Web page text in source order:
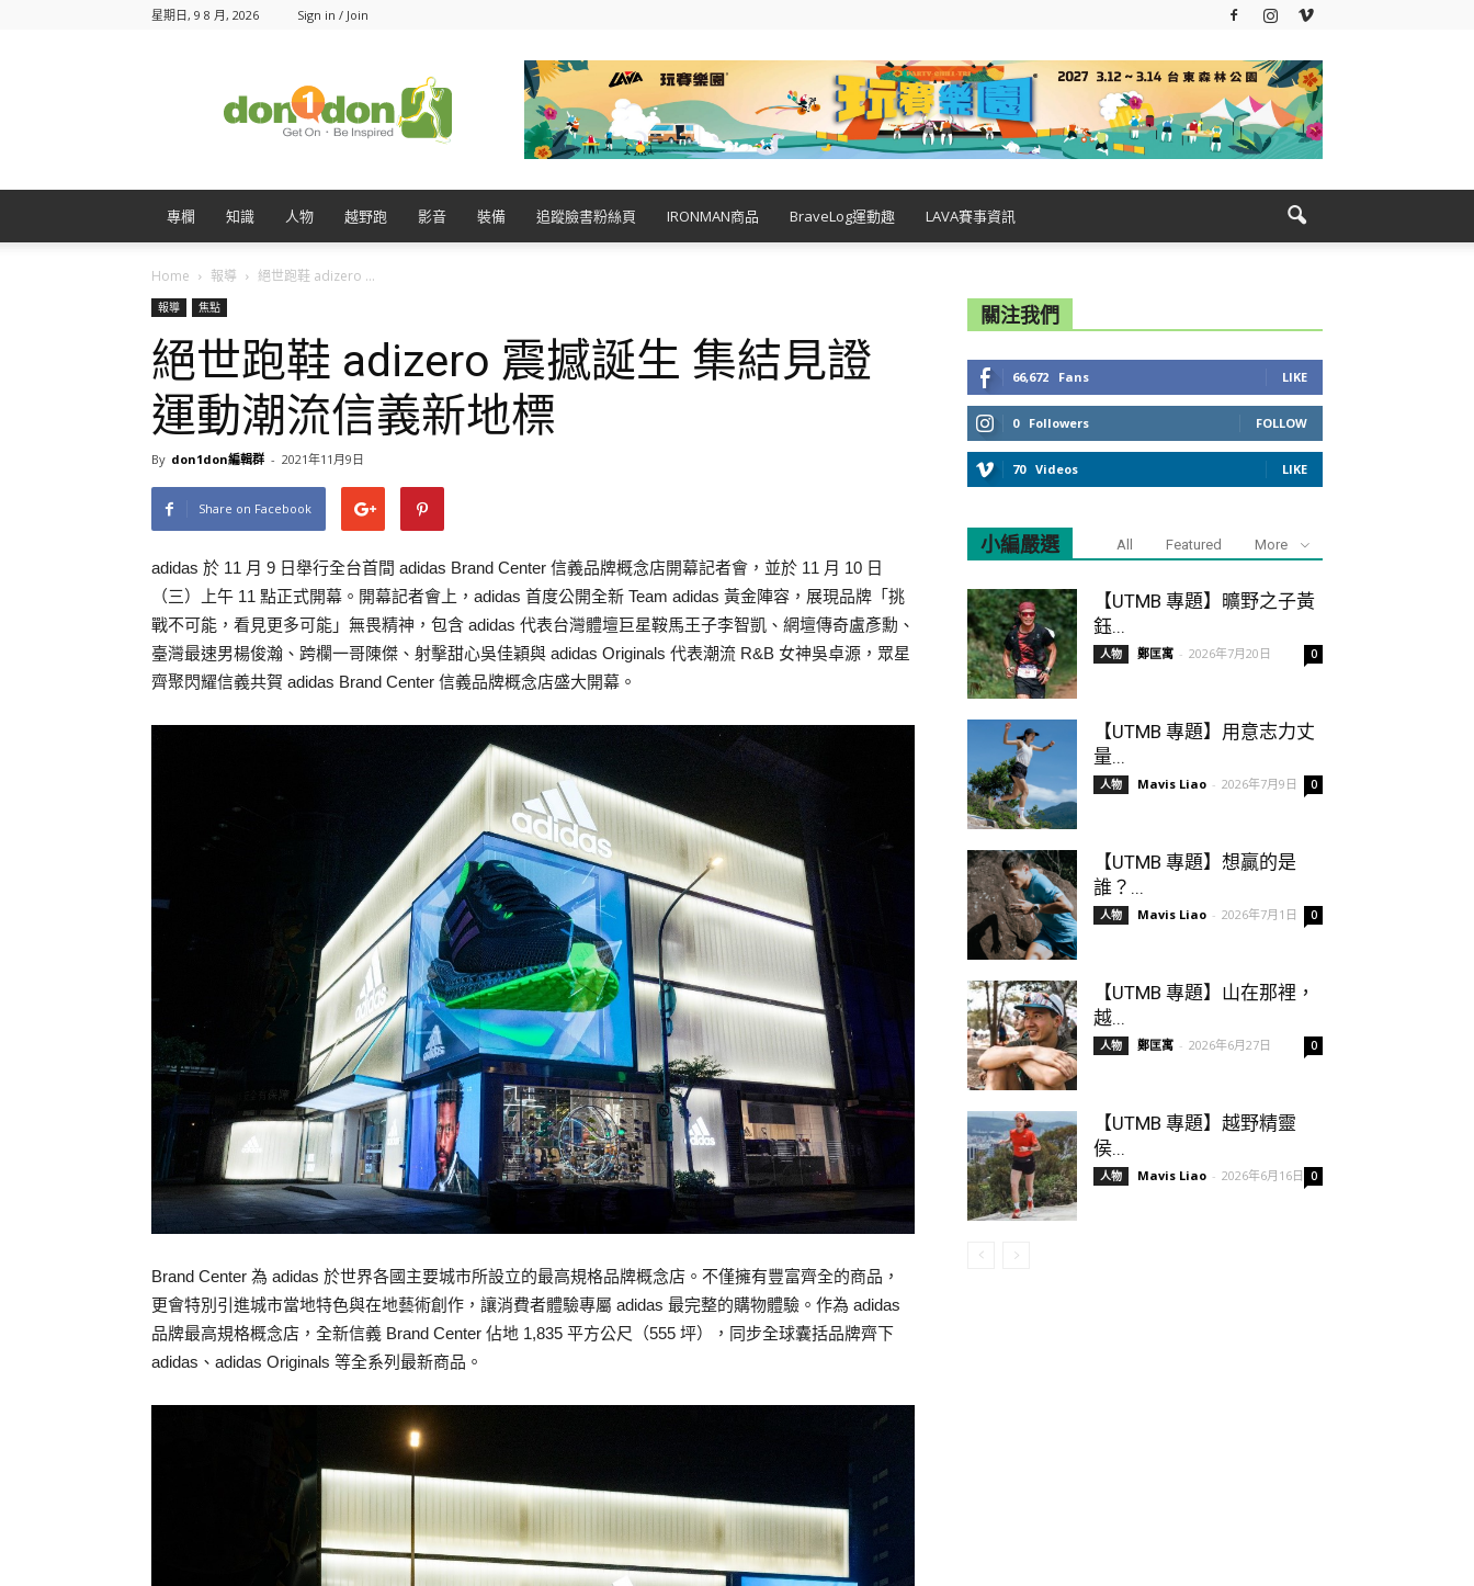
星期日, 9 8 月, 2026 Sign in / Join
專欄 知識 人物 越野跑 影音 裝備 追蹤臉書粉絲頁 IRONMAN商品 BraveLog運動趣 LAVA賽事資訊
Home 報導 絕世跑鞋 adizero ...
報導 焦點
絕世跑鞋 adizero 震撼誕生 集結見證
運動潮流信義新地標
By don1don編輯群 - 2021年11月9日
Share on Facebook
adidas 於 11 月 9 日舉行全台首間 adidas Brand Center 信義品牌概念店開幕記者會，並於 11 月 10 日
（三）上午 11 點正式開幕。開幕記者會上，adidas 首度公開全新 Team adidas 黃金陣容，展現品牌「挑
戰不可能，看見更多可能」無畏精神，包含 adidas 代表台灣體壇巨星鞍馬王子李智凱、網壇傳奇盧彥勳、
臺灣最速男楊俊瀚、跨欄一哥陳傑、射擊甜心吳佳穎與 adidas Originals 代表潮流 R&B 女神吳卓源，眾星
齊聚閃耀信義共賀 adidas Brand Center 信義品牌概念店盛大開幕。
Brand Center 為 adidas 於世界各國主要城市所設立的最高規格品牌概念店。不僅擁有豐富齊全的商品，
更會特別引進城市當地特色與在地藝術創作，讓消費者體驗專屬 adidas 最完整的購物體驗。作為 adidas
品牌最高規格概念店，全新信義 Brand Center 佔地 1,835 平方公尺（555 坪），同步全球囊括品牌齊下
adidas、adidas Originals 等全系列最新商品。
關注我們
66,672 Fans LIKE
0 Followers FOLLOW
70 Videos LIKE
小編嚴選 All Featured More
【UTMB 專題】曠野之子黃
鈺...
人物 鄭匡寓 - 2026年7月20日 0
【UTMB 專題】用意志力丈
量...
人物 Mavis Liao - 2026年7月9日 0
【UTMB 專題】想贏的是
誰？...
人物 Mavis Liao - 2026年7月1日 0
【UTMB 專題】山在那裡，
越...
人物 鄭匡寓 - 2026年6月27日 0
【UTMB 專題】越野精靈
侯...
人物 Mavis Liao - 2026年6月16日 0